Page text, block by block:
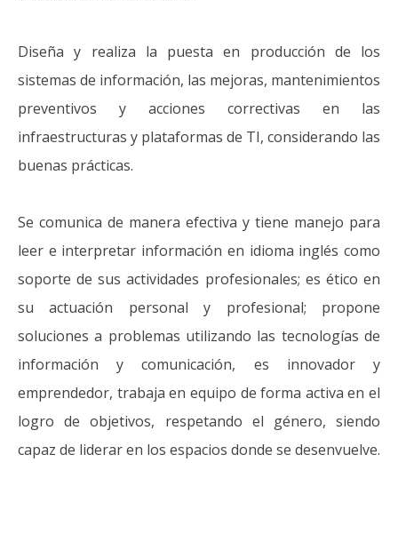
Diseña y realiza la puesta en producción de los
sistemas de información, las mejoras, mantenimientos
preventivos y acciones correctivas en las
infraestructuras y plataformas de TI, considerando las
buenas prácticas.
Se comunica de manera efectiva y tiene manejo para
leer e interpretar información en idioma inglés como
soporte de sus actividades profesionales; es ético en
su actuación personal y profesional; propone
soluciones a problemas utilizando las tecnologías de
información y comunicación, es innovador y
emprendedor, trabaja en equipo de forma activa en el
logro de objetivos, respetando el género, siendo
capaz de liderar en los espacios donde se desenvuelve.